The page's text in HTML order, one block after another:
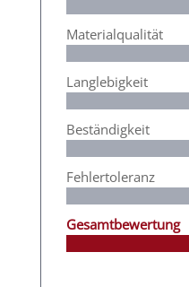
Materialqualität
Langlebigkeit
Beständigkeit
Fehlertoleranz
Gesamtbewertung